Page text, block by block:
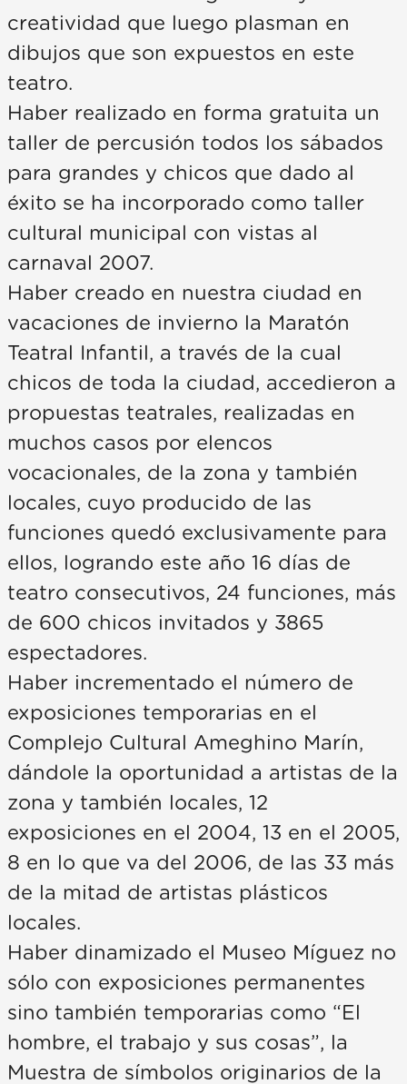
creatividad que luego plasman en
dibujos que son expuestos en este
teatro.
Haber realizado en forma gratuita un
taller de percusión todos los sábados
para grandes y chicos que dado al
éxito se ha incorporado como taller
cultural municipal con vistas al
carnaval 2007.
Haber creado en nuestra ciudad en
vacaciones de invierno la Maratón
Teatral Infantil, a través de la cual
chicos de toda la ciudad, accedieron a
propuestas teatrales, realizadas en
muchos casos por elencos
vocacionales, de la zona y también
locales, cuyo producido de las
funciones quedó exclusivamente para
ellos, logrando este año 16 días de
teatro consecutivos, 24 funciones, más
de 600 chicos invitados y 3865
espectadores.
Haber incrementado el número de
exposiciones temporarias en el
Complejo Cultural Ameghino Marín,
dándole la oportunidad a artistas de la
zona y también locales, 12
exposiciones en el 2004, 13 en el 2005,
8 en lo que va del 2006, de las 33 más
de la mitad de artistas plásticos
locales.
Haber dinamizado el Museo Míguez no
sólo con exposiciones permanentes
sino también temporarias como “El
hombre, el trabajo y sus cosas”, la
Muestra de símbolos originarios de la